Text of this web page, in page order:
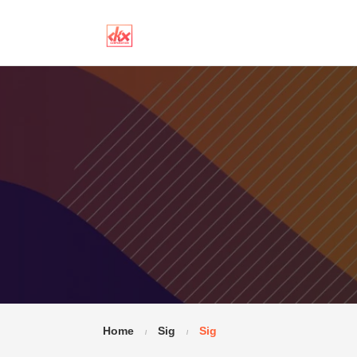
Home Sig Sig